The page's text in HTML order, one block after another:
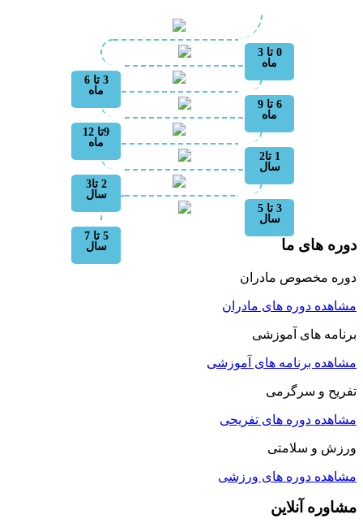
0 تا 3
ماه
3 تا 6
ماه
6 تا 9
ماه
9تا 12
ماه
1 تا2
سال
2 تا3
سال
3 تا 5
سال
5 تا 7
سال
های ما
مخصوص مادران
دوره های مادران
های آموزشی
برنامه های آموزشی
و سرگرمی
دوره های تفریحی
و سلامتی
دوره های ورزشی
آنلاین